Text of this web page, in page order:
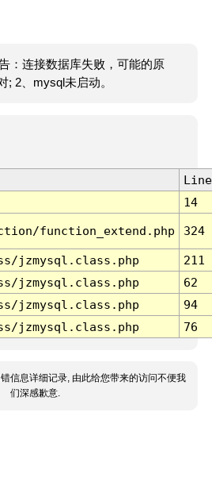
：连接数据库失败，可能的原
; 2、mysql未启动。
Line
14
function_extend.php 324
jzmysql.class.php
211
jzmysql.class.php
62
jzmysql.class.php
94
jzmysql.class.php 76
信息详细记录, 由此给您带来的访问不便我
们深感歉意.